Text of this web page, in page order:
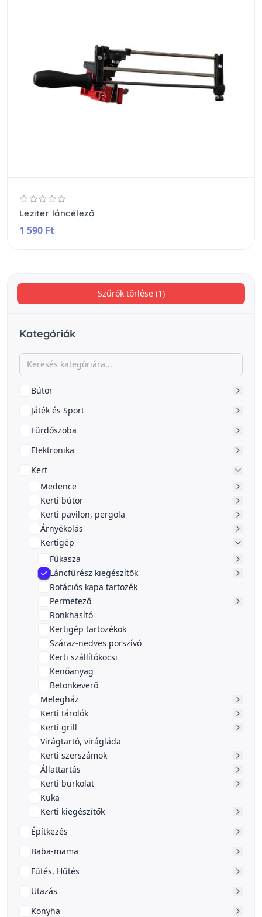
Szűrők törlése (1)
Kategóriák
Bútor
Játék és Sport
Fürdőszoba
Elektronika
Kert
Medence
Kerti bútor
Kerti pavilon, pergola
Árnyékolás
Kertigép
Fűkasza
Láncfűrész kiegészítők
Rotációs kapa tartozék
Permetező
Rönkhasító
Kertigép tartozékok
Száraz-nedves porszívó
Kerti szállítókocsi
Kenőanyag
Betonkeverő
Melegház
Kerti tárolók
Kerti grill
Virágtartó, virágláda
Kerti szerszámok
Állattartás
Kerti burkolat
Kuka
Kerti kiegészítők
Építkezés
Baba-mama
Fűtés, Hűtés
Utazás
Konyha
Leziter láncélező
1 590 Ft